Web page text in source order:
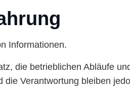
Informationen.
die betrieblichen Abläufe
Verantwortung bleiben